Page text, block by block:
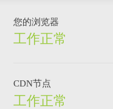
您的浏览器
工作正常
CDN节点
工作正常